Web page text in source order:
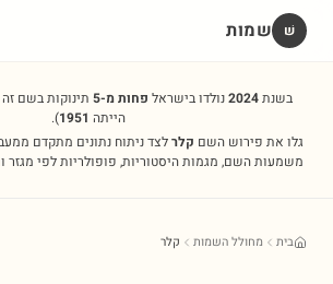
שׁ שמות
בשנת2024נולדו בישראל פחות מ-5 תינוקות בשם זה
הייתה 1951
).
גלו את פירוש השם קלרלצד ניתוח נתונים מתקדם
משמעות השם, מגמות היסטוריות, פופולריות לפי מגזר
בית מחולל השמות קלר